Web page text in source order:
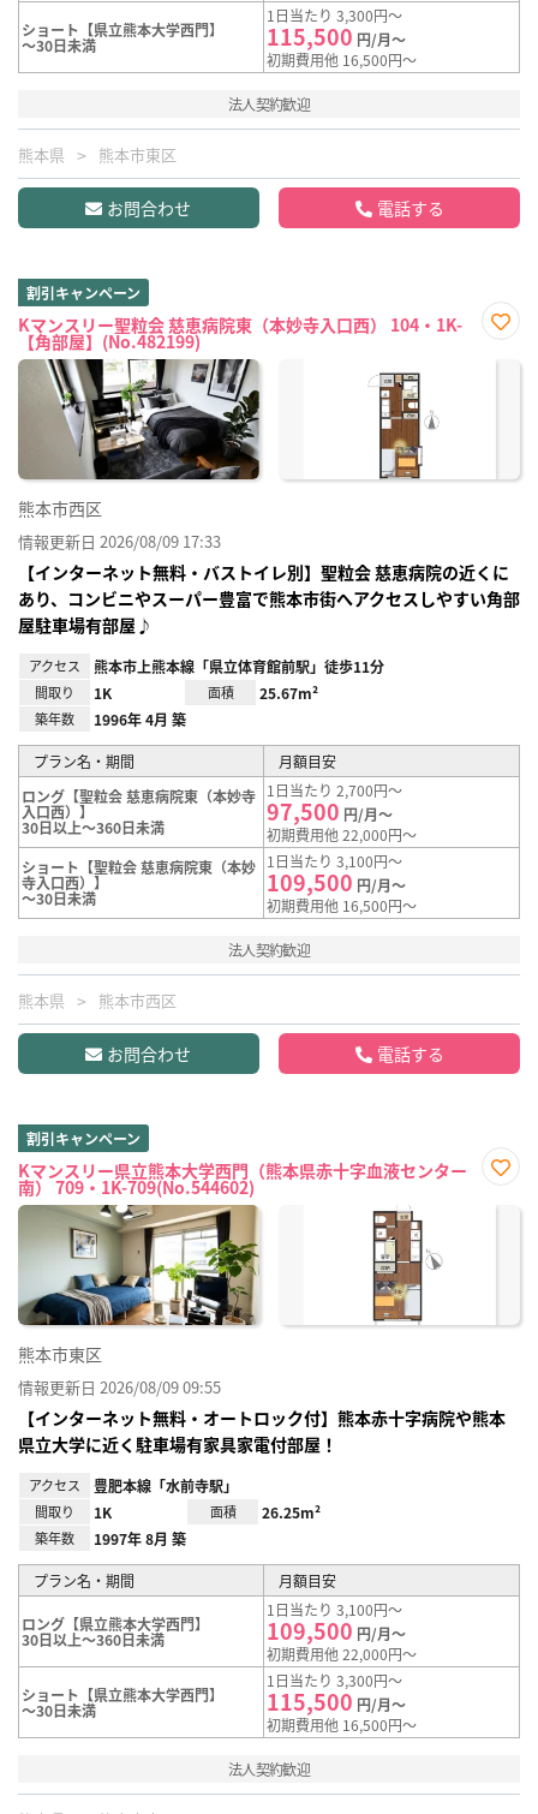
ショート【県立熊本大学西門】
～30日未満
1日当たり 3,300円～
115,500 円/月～
初期費用他 16,500円～
法人契約歓迎
熊本県 熊本市東区
お問合わせ 電話する
割引キャンペーン
Kマンスリー聖粒会 慈恵病院東（本妙寺入口西） 104・1K-
【角部屋】(No.482199)
に入
熊本市西区
情報更新日 2026/08/09 17:33
【インターネット無料・バストイレ別】聖粒会 慈恵病院の近くに
あり、コンビニやスーパー豊富で熊本市街へアクセスしやすい角部
屋駐車場有部屋♪
アクセス 熊本市上熊本線「県立体育館前駅」徒歩11分
間取り 1K 面積 25.67m²
築年数 1996年 4月 築
プラン名・期間
月額目安
ロング【聖粒会 慈恵病院東（本妙寺
入口西）】
30日以上～360日未満
1日当たり 2,700円～
97,500 円/月～
初期費用他 22,000円～
ショート【聖粒会 慈恵病院東（本妙
寺入口西）】
～30日未満
1日当たり 3,100円～
109,500 円/月～
初期費用他 16,500円～
法人契約歓迎
熊本県 熊本市西区
お問合わせ 電話する
割引キャンペーン
Kマンスリー県立熊本大学西門（熊本県赤十字血液センター
南） 709・1K-709(No.544602)
に入
熊本市東区
情報更新日 2026/08/09 09:55
【インターネット無料・オートロック付】熊本赤十字病院や熊本
県立大学に近く駐車場有家具家電付部屋！
アクセス 豊肥本線「水前寺駅」
間取り 1K 面積 26.25m²
築年数 1997年 8月 築
プラン名・期間 月額目安
ロング【県立熊本大学西門】
30日以上～360日未満
1日当たり 3,100円～
109,500 円/月～
初期費用他 22,000円～
ショート【県立熊本大学西門】
～30日未満
1日当たり 3,300円～
115,500 円/月～
初期費用他 16,500円～
法人契約歓迎